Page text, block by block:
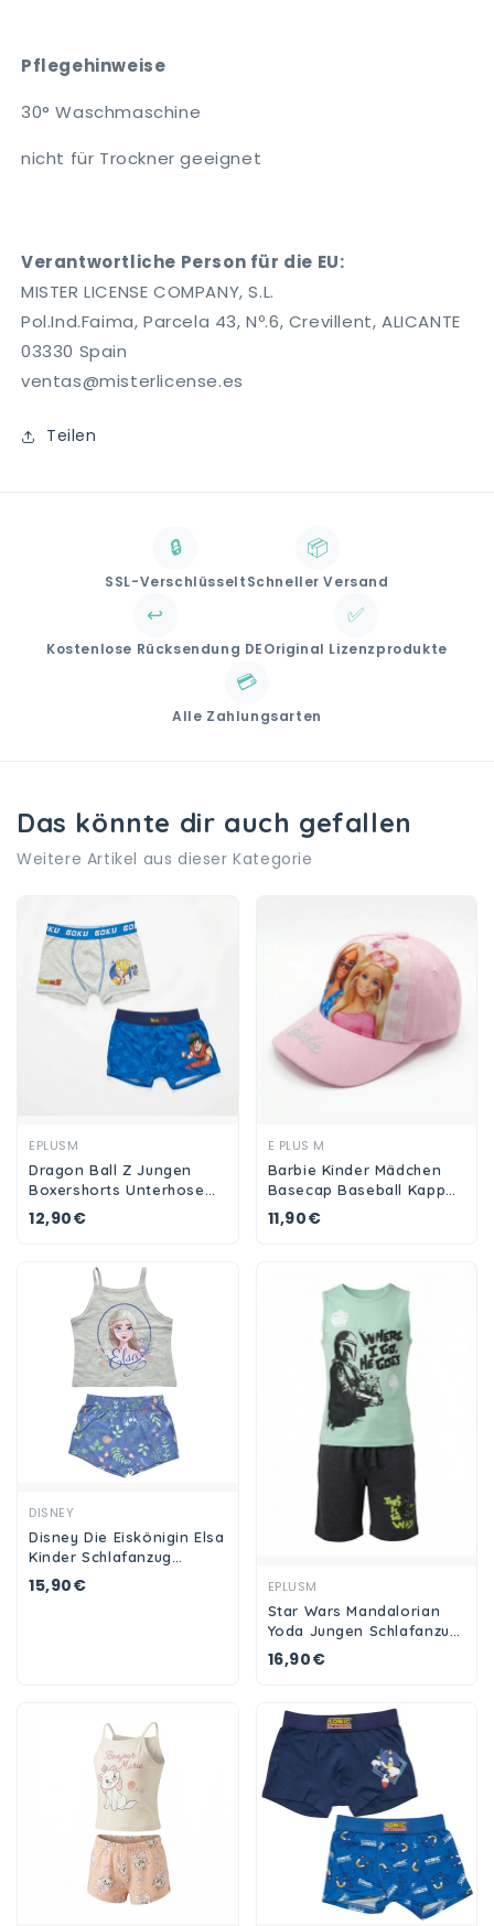
Pflegehinweise
30° Waschmaschine
nicht für Trockner geeignet
Verantwortliche Person für die EU:
MISTER LICENSE COMPANY, S.L.
Pol.Ind.Faima, Parcela 43, Nº.6, Crevillent, ALICANTE
03330 Spain
ventas@misterlicense.es
Teilen
🔒
SSL-Verschlüsselt
📦
Schneller Versand
↩️
Kostenlose Rücksendung DE
✅
Original Lizenzprodukte
💳
Alle Zahlungsarten
Das könnte dir auch gefallen
Weitere Artikel aus dieser Kategorie
EPLUSM
Dragon Ball Z Jungen
Boxershorts Unterhose
2er Pack
12,90€
E PLUS M
Barbie Kinder Mädchen
Basecap Baseball Kappe
Mütze Hut
11,90€
DISNEY
Disney Die Eiskönigin Elsa
Kinder Schlafanzug
Pyjama Shirt Shorts
15,90€
EPLUSM
Star Wars Mandalorian
Yoda Jungen Schlafanzug
Pyjama Shirt Shorts
16,90€